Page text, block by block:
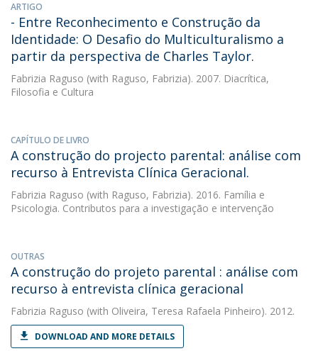
ARTIGO
- Entre Reconhecimento e Construção da
Identidade: O Desafio do Multiculturalismo a
partir da perspectiva de Charles Taylor.
Fabrizia Raguso (with Raguso, Fabrizia). 2007. Diacrítica,
Filosofia e Cultura
CAPÍTULO DE LIVRO
A construção do projecto parental: análise com
recurso à Entrevista Clínica Geracional.
Fabrizia Raguso (with Raguso, Fabrizia). 2016. Família e
Psicologia. Contributos para a investigação e intervenção
OUTRAS
A construção do projeto parental : análise com
recurso à entrevista clínica geracional
Fabrizia Raguso (with Oliveira, Teresa Rafaela Pinheiro). 2012.
DOWNLOAD AND MORE DETAILS